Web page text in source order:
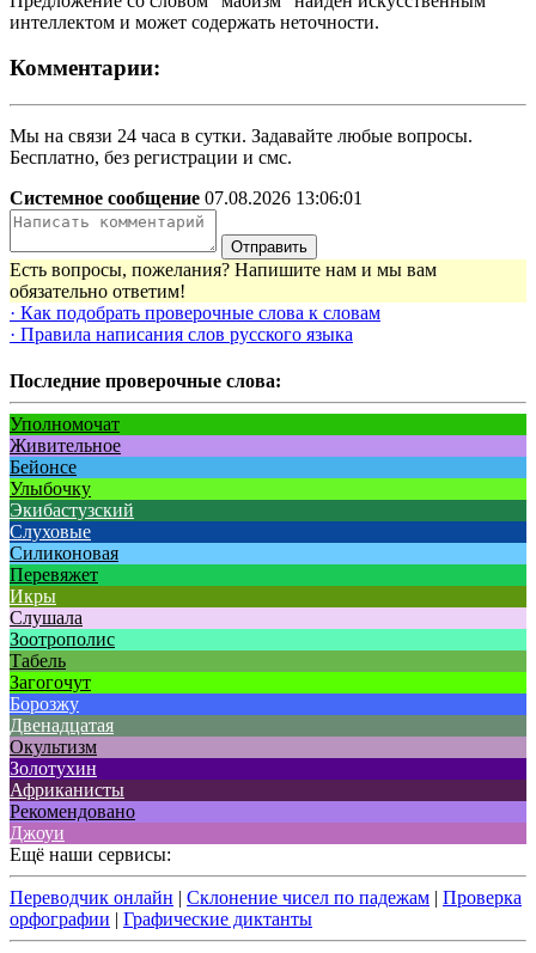
интеллектом и может содержать неточности.
Комментарии:
Мы на связи 24 часа в сутки. Задавайте любые вопросы.
Бесплатно, без регистрации и смс.
Системное сообщение 07.08.2026 13:06:01
Отправить
Есть вопросы, пожелания? Напишите нам и мы вам
обязательно ответим!
· Как подобрать проверочные слова к словам
· Правила написания слов русского языка
Последние проверочные слова:
Уполномочат
Живительное
Бейонсе
Улыбочку
Экибастузский
Слуховые
Силиконовая
Перевяжет
Икры
Слушала
Зоотрополис
Табель
Загогочут
Борозжу
Двенадцатая
Окультизм
Золотухин
Африканисты
Рекомендовано
Джоуи
Ещё наши сервисы:
Переводчик онлайн | Склонение чисел по падежам | Проверка
орфографии | Графические диктанты